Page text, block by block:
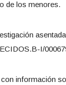
de los menores.
I/
información